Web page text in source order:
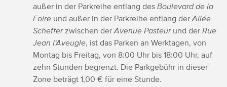
außer in der Parkreihe entlang des Boulevard de la
Foire und außer in der Parkreihe entlang der Allée
Schefferzwischen der Avenue Pasteurund der Rue
Jean l‘Aveugle, ist das Parken an Werktagen, von
Montag bis Freitag, von 8:00 Uhr bis 18:00 Uhr, auf
zehn Stunden begrenzt. Die Parkgebühr in dieser
Zone beträgt 1,00 € für eine Stunde.